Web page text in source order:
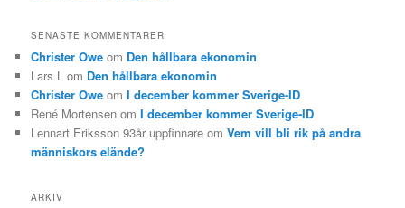
SENASTE KOMMENTARER
Christer Owe om Den hållbara ekonomin
Lars L om Den hållbara ekonomin
Christer Owe omI december kommer Sverige-ID
René Mortensen omI december kommer Sverige-ID
Lennart Eriksson 93år uppfinnare omVem vill bli rik på andra
människors elände?
ARKIV